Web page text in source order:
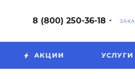
8 (800) 250-36-18
АКЦИИ УСЛУГИ